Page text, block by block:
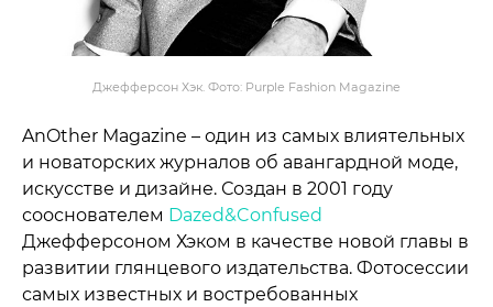
Джефферсон Хэк. Фото: Purple Fashion Magazine
AnOther Magazine – один из самых влиятельных
и новаторских журналов об авангардной моде,
искусстве и дизайне. Создан в 2001 году
сооснователем Dazed&Confused
Джефферсоном Хэком в качестве новой главы в
развитии глянцевого издательства. Фотосессии
самых известных и востребованных